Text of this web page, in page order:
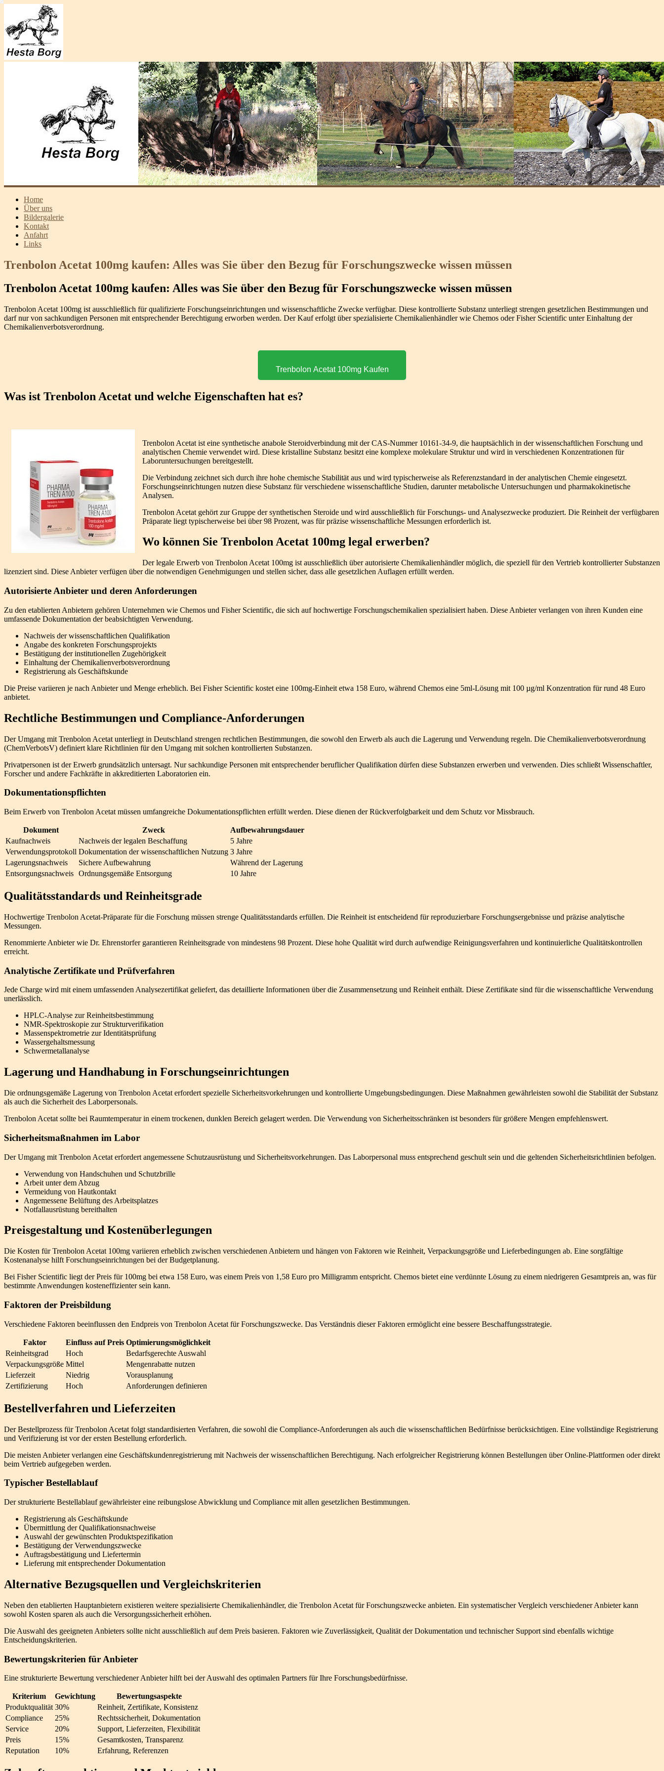
Home
Über uns
Bildergalerie
Kontakt
Anfahrt
Links
Trenbolon Acetat 100mg kaufen: Alles was Sie über den Bezug für Forschungszwecke wissen müssen
Trenbolon Acetat 100mg kaufen: Alles was Sie über den Bezug für Forschungszwecke wissen müssen
Trenbolon Acetat 100mg ist ausschließlich für qualifizierte Forschungseinrichtungen und wissenschaftliche Zwecke verfügbar. Diese kontrollierte Substanz unterliegt strengen gesetzlichen Bestimmungen und
darf nur von sachkundigen Personen mit entsprechender Berechtigung erworben werden. Der Kauf erfolgt über spezialisierte Chemikalienhändler wie Chemos oder Fisher Scientific unter Einhaltung der
Chemikalienverbotsverordnung.
Trenbolon Acetat 100mg Kaufen
Was ist Trenbolon Acetat und welche Eigenschaften hat es?
Trenbolon Acetat ist eine synthetische anabole Steroidverbindung mit der CAS-Nummer 10161-34-9, die hauptsächlich in der wissenschaftlichen Forschung und
analytischen Chemie verwendet wird. Diese kristalline Substanz besitzt eine komplexe molekulare Struktur und wird in verschiedenen Konzentrationen für
Laboruntersuchungen bereitgestellt.
Die Verbindung zeichnet sich durch ihre hohe chemische Stabilität aus und wird typischerweise als Referenzstandard in der analytischen Chemie eingesetzt.
Forschungseinrichtungen nutzen diese Substanz für verschiedene wissenschaftliche Studien, darunter metabolische Untersuchungen und pharmakokinetische
Analysen.
Trenbolon Acetat gehört zur Gruppe der synthetischen Steroide und wird ausschließlich für Forschungs- und Analysezwecke produziert. Die Reinheit der verfügbaren
Präparate liegt typischerweise bei über 98 Prozent, was für präzise wissenschaftliche Messungen erforderlich ist.
Wo können Sie Trenbolon Acetat 100mg legal erwerben?
Der legale Erwerb von Trenbolon Acetat 100mg ist ausschließlich über autorisierte Chemikalienhändler möglich, die speziell für den Vertrieb kontrollierter Substanzen
lizenziert sind. Diese Anbieter verfügen über die notwendigen Genehmigungen und stellen sicher, dass alle gesetzlichen Auflagen erfüllt werden.
Autorisierte Anbieter und deren Anforderungen
Zu den etablierten Anbietern gehören Unternehmen wie Chemos und Fisher Scientific, die sich auf hochwertige Forschungschemikalien spezialisiert haben. Diese Anbieter verlangen von ihren Kunden eine
umfassende Dokumentation der beabsichtigten Verwendung.
Nachweis der wissenschaftlichen Qualifikation
Angabe des konkreten Forschungsprojekts
Bestätigung der institutionellen Zugehörigkeit
Einhaltung der Chemikalienverbotsverordnung
Registrierung als Geschäftskunde
Die Preise variieren je nach Anbieter und Menge erheblich. Bei Fisher Scientific kostet eine 100mg-Einheit etwa 158 Euro, während Chemos eine 5ml-Lösung mit 100 µg/ml Konzentration für rund 48 Euro
anbietet.
Rechtliche Bestimmungen und Compliance-Anforderungen
Der Umgang mit Trenbolon Acetat unterliegt in Deutschland strengen rechtlichen Bestimmungen, die sowohl den Erwerb als auch die Lagerung und Verwendung regeln. Die Chemikalienverbotsverordnung
(ChemVerbotsV) definiert klare Richtlinien für den Umgang mit solchen kontrollierten Substanzen.
Privatpersonen ist der Erwerb grundsätzlich untersagt. Nur sachkundige Personen mit entsprechender beruflicher Qualifikation dürfen diese Substanzen erwerben und verwenden. Dies schließt Wissenschaftler,
Forscher und andere Fachkräfte in akkreditierten Laboratorien ein.
Dokumentationspflichten
Beim Erwerb von Trenbolon Acetat müssen umfangreiche Dokumentationspflichten erfüllt werden. Diese dienen der Rückverfolgbarkeit und dem Schutz vor Missbrauch.
Dokument Zweck
Aufbewahrungsdauer
Kaufnachweis
Nachweis der legalen Beschaffung
5 Jahre
Verwendungsprotokoll Dokumentation der wissenschaftlichen Nutzung 3 Jahre
Lagerungsnachweis
Sichere Aufbewahrung
Während der Lagerung
Entsorgungsnachweis Ordnungsgemäße Entsorgung 10 Jahre
Qualitätsstandards und Reinheitsgrade
Hochwertige Trenbolon Acetat-Präparate für die Forschung müssen strenge Qualitätsstandards erfüllen. Die Reinheit ist entscheidend für reproduzierbare Forschungsergebnisse und präzise analytische
Messungen.
Renommierte Anbieter wie Dr. Ehrenstorfer garantieren Reinheitsgrade von mindestens 98 Prozent. Diese hohe Qualität wird durch aufwendige Reinigungsverfahren und kontinuierliche Qualitätskontrollen
erreicht.
Analytische Zertifikate und Prüfverfahren
Jede Charge wird mit einem umfassenden Analysezertifikat geliefert, das detaillierte Informationen über die Zusammensetzung und Reinheit enthält. Diese Zertifikate sind für die wissenschaftliche Verwendung
unerlässlich.
HPLC-Analyse zur Reinheitsbestimmung
NMR-Spektroskopie zur Strukturverifikation
Massenspektrometrie zur Identitätsprüfung
Wassergehaltsmessung
Schwermetallanalyse
Lagerung und Handhabung in Forschungseinrichtungen
Die ordnungsgemäße Lagerung von Trenbolon Acetat erfordert spezielle Sicherheitsvorkehrungen und kontrollierte Umgebungsbedingungen. Diese Maßnahmen gewährleisten sowohl die Stabilität der Substanz
als auch die Sicherheit des Laborpersonals.
Trenbolon Acetat sollte bei Raumtemperatur in einem trockenen, dunklen Bereich gelagert werden. Die Verwendung von Sicherheitsschränken ist besonders für größere Mengen empfehlenswert.
Sicherheitsmaßnahmen im Labor
Der Umgang mit Trenbolon Acetat erfordert angemessene Schutzausrüstung und Sicherheitsvorkehrungen. Das Laborpersonal muss entsprechend geschult sein und die geltenden Sicherheitsrichtlinien befolgen.
Verwendung von Handschuhen und Schutzbrille
Arbeit unter dem Abzug
Vermeidung von Hautkontakt
Angemessene Belüftung des Arbeitsplatzes
Notfallausrüstung bereithalten
Preisgestaltung und Kostenüberlegungen
Die Kosten für Trenbolon Acetat 100mg variieren erheblich zwischen verschiedenen Anbietern und hängen von Faktoren wie Reinheit, Verpackungsgröße und Lieferbedingungen ab. Eine sorgfältige
Kostenanalyse hilft Forschungseinrichtungen bei der Budgetplanung.
Bei Fisher Scientific liegt der Preis für 100mg bei etwa 158 Euro, was einem Preis von 1,58 Euro pro Milligramm entspricht. Chemos bietet eine verdünnte Lösung zu einem niedrigeren Gesamtpreis an, was für
bestimmte Anwendungen kosteneffizienter sein kann.
Faktoren der Preisbildung
Verschiedene Faktoren beeinflussen den Endpreis von Trenbolon Acetat für Forschungszwecke. Das Verständnis dieser Faktoren ermöglicht eine bessere Beschaffungsstrategie.
Faktor Einfluss auf Preis Optimierungsmöglichkeit
Reinheitsgrad
Hoch
Bedarfsgerechte Auswahl
Verpackungsgröße Mittel
Mengenrabatte nutzen
Lieferzeit
Niedrig
Vorausplanung
Zertifizierung
Hoch Anforderungen definieren
Bestellverfahren und Lieferzeiten
Der Bestellprozess für Trenbolon Acetat folgt standardisierten Verfahren, die sowohl die Compliance-Anforderungen als auch die wissenschaftlichen Bedürfnisse berücksichtigen. Eine vollständige Registrierung
und Verifizierung ist vor der ersten Bestellung erforderlich.
Die meisten Anbieter verlangen eine Geschäftskundenregistrierung mit Nachweis der wissenschaftlichen Berechtigung. Nach erfolgreicher Registrierung können Bestellungen über Online-Plattformen oder direkt
beim Vertrieb aufgegeben werden.
Typischer Bestellablauf
Der strukturierte Bestellablauf gewährleister eine reibungslose Abwicklung und Compliance mit allen gesetzlichen Bestimmungen.
Registrierung als Geschäftskunde
Übermittlung der Qualifikationsnachweise
Auswahl der gewünschten Produktspezifikation
Bestätigung der Verwendungszwecke
Auftragsbestätigung und Liefertermin
Lieferung mit entsprechender Dokumentation
Alternative Bezugsquellen und Vergleichskriterien
Neben den etablierten Hauptanbietern existieren weitere spezialisierte Chemikalienhändler, die Trenbolon Acetat für Forschungszwecke anbieten. Ein systematischer Vergleich verschiedener Anbieter kann
sowohl Kosten sparen als auch die Versorgungssicherheit erhöhen.
Die Auswahl des geeigneten Anbieters sollte nicht ausschließlich auf dem Preis basieren. Faktoren wie Zuverlässigkeit, Qualität der Dokumentation und technischer Support sind ebenfalls wichtige
Entscheidungskriterien.
Bewertungskriterien für Anbieter
Eine strukturierte Bewertung verschiedener Anbieter hilft bei der Auswahl des optimalen Partners für Ihre Forschungsbedürfnisse.
Kriterium Gewichtung
Bewertungsaspekte
Produktqualität 30%
Reinheit, Zertifikate, Konsistenz
Compliance
25%
Rechtssicherheit, Dokumentation
Service
20%
Support, Lieferzeiten, Flexibilität
Preis
15%
Gesamtkosten, Transparenz
Reputation
10% Erfahrung, Referenzen